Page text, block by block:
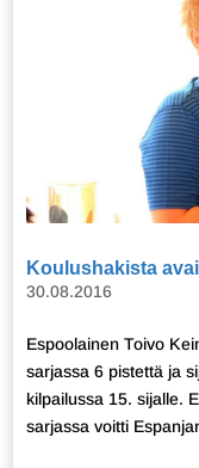
Koulushakista
30.08.2016
Espoolainen Toivo
sarjassa 6 pistettä ja
kilpailussa 15. sijalle.
sarjassa voitti